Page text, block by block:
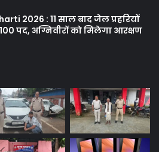
2026 : 11 साल बाद जेल प्रहरियों
पद, अग्निवीरों को मिलेगा आरक्षण